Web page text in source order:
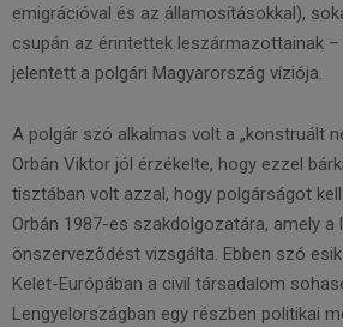
emigrációval és az államosításokkal),
csupán az érintettek leszármazottainak
jelentett a polgári Magyarország víziója.
A polgár szó alkalmas volt a „konstruált
Orbán Viktor jól érzékelte, hogy ezzel
tisztában volt azzal, hogy polgárságot
Orbán 1987-es szakdolgozatára, amely a
önszerveződést vizsgálta. Ebben szó
Kelet-Európában a civil társadalom
Lengyelországban egy részben politikai